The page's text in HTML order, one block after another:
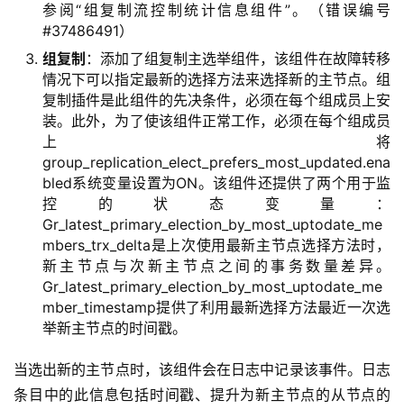
参阅“组复制流控制统计信息组件”。（错误编号
#37486491）
组复制 ：添加了组复制主选举组件，该组件在故障转移
情况下可以指定最新的选择方法来选择新的主节点。组
复制插件是此组件的先决条件，必须在每个组成员上安
装。此外，为了使该组件正常工作，必须在每个组成员
上将
group_replication_elect_prefers_most_updated.ena
bled系统变量设置为ON。该组件还提供了两个用于监
控的状态变量：
Gr_latest_primary_election_by_most_uptodate_me
mbers_trx_delta是上次使用最新主节点选择方法时，
新主节点与次新主节点之间的事务数量差异。
Gr_latest_primary_election_by_most_uptodate_me
mber_timestamp提供了利用最新选择方法最近一次选
举新主节点的时间戳。
当选出新的主节点时，该组件会在日志中记录该事件。日志
条目中的此信息包括时间戳、提升为新主节点的从节点的